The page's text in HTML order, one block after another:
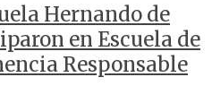
Hernando de
en Escuela de
Responsable